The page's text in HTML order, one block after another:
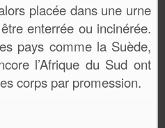
placée dans une urne
enterrée ou incinérée.
pays comme la Suède,
l’Afrique du Sud ont
corps par promession.